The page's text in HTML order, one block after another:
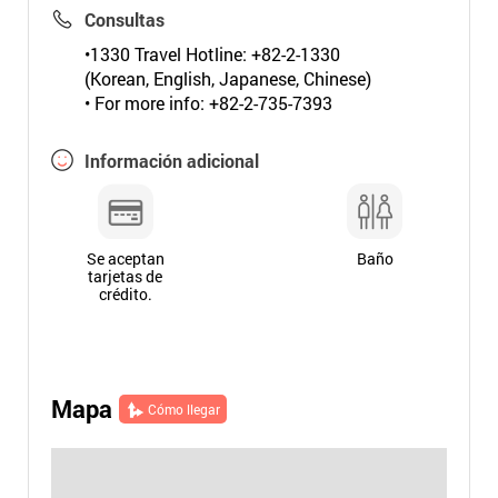
Consultas
•1330 Travel Hotline: +82-2-1330
(Korean, English, Japanese, Chinese)
• For more info: +82-2-735-7393
Información adicional
Se aceptan
tarjetas de
crédito.
Baño
Mapa Cómo llegar